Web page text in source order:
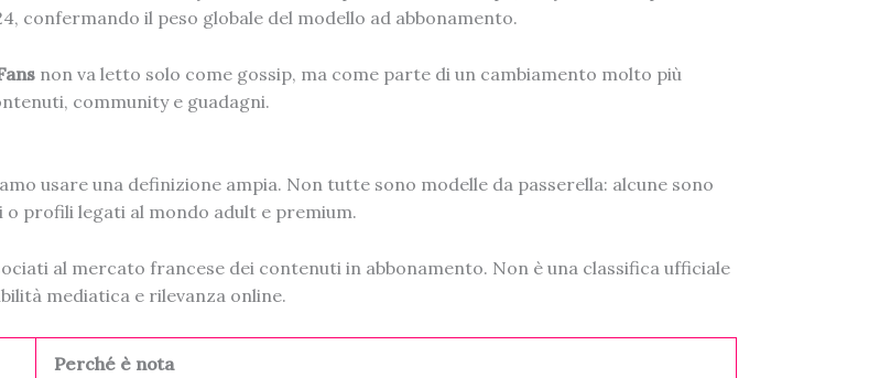
confermando il peso globale del modello ad abbonamento.
non va letto solo come gossip, ma come parte di un cambiamento molto più
community e guadagni.
usare una definizione ampia. Non tutte sono modelle da passerella: alcune sono
profili legati al mondo adult e premium.
al mercato francese dei contenuti in abbonamento. Non è una classifica ufficiale
mediatica e rilevanza online.
Perché è nota